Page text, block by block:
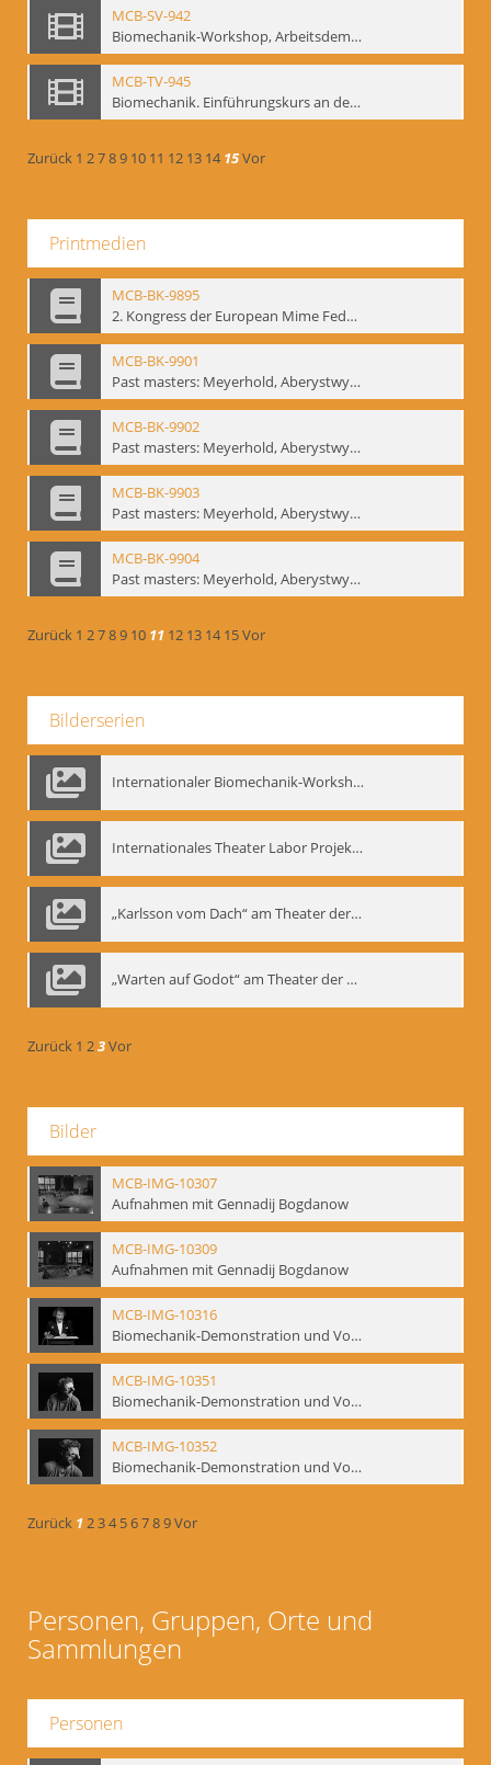
MCB-SV-942
Biomechanik-Workshop, Arbeitsdemonstration in der Staatsoper unter den Linden 2002
MCB-TV-945
Biomechanik. Einführungskurs an der HfS "Ernst Busch" 1995 (Vorarbeiten zu den Inszenierungen von T. Ostermeier u. Chr. v. Treskow). Teil 2
Zurück 1 2789 10 11 12 13 14 15Vor
Printmedien
MCB-BK-9895
2. Kongress der European Mime Federation: „Rekonstruktion/Innovation“, Berlin Mai 1993 - interne Signatur: BM-prt-90-1
MCB-BK-9901
Past masters: Meyerhold, Aberystwyth, 27.-29.10.1995 - interne Signatur: BM-prt-94-1
MCB-BK-9902
Past masters: Meyerhold, Aberystwyth, 27.-29.10.1995 - interne Signatur: BM-prt-94-2
MCB-BK-9903
Past masters: Meyerhold, Aberystwyth, 27.-29.10.1995 - interne Signatur: BM-prt-94-3
MCB-BK-9904
Past masters: Meyerhold, Aberystwyth, 27.-29.10.1995 - interne Signatur: BM-prt-94-4
Zurück 1 2789 10 11 12 13 14 15Vor
Bilderserien
Internationaler Biomechanik-Workshop, Moskau 1993
Internationales Theater Labor Projekt: Play Don Juan
„Karlsson vom Dach“ am Theater der Satire, Moskau 1985
„Warten auf Godot“ am Theater der Saire, Moskau 1980er
Zurück 1 23Vor
Bilder
MCB-IMG-10307
Aufnahmen mit Gennadij Bogdanow
MCB-IMG-10309
Aufnahmen mit Gennadij Bogdanow
MCB-IMG-10316
Biomechanik-Demonstration und Vortrag, Berliner Ensemble, 04.10.1991
MCB-IMG-10351
Biomechanik-Demonstration und Vortrag, Berliner Ensemble, 04.10.1991
MCB-IMG-10352
Biomechanik-Demonstration und Vortrag, Berliner Ensemble, 04.10.1991
Zurück 1234 56789Vor
Personen, Gruppen, Orte und
Sammlungen
Personen